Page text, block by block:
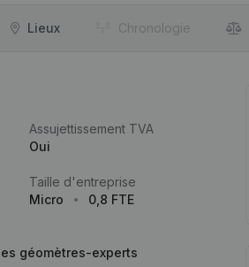
Lieux Chronologie
Assujettissement TVA
Oui
Taille d'entreprise
Micro
0,8 FTE
géomètres-experts